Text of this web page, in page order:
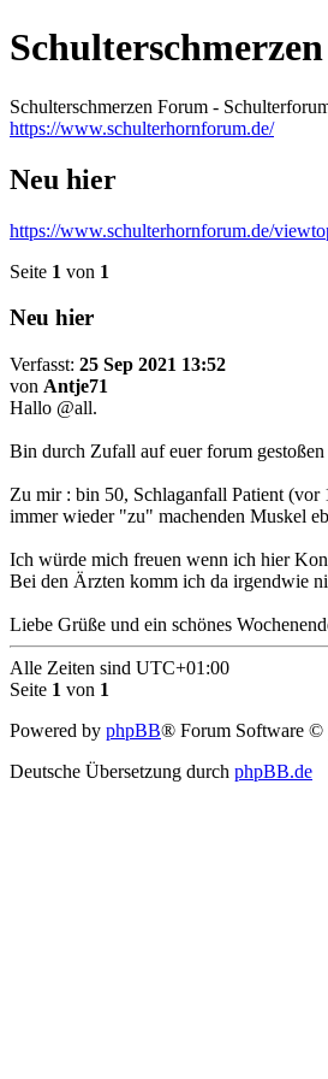
Schulterschmerzen Forum -
https://www.schulterhornforum.de/
Neu hier
https://www.schulterhornforum.de/
Seite 1 von 1
Neu hier
Verfasst: 25 Sep 2021 13:52
von Antje71
Hallo @all.
Bin durch Zufall auf euer forum
Zu mir : bin 50, Schlaganfall Patient (vor
immer wieder "zu" machenden Muskel
Ich würde mich freuen wenn ich hier
Bei den Ärzten komm ich da irgendwie
Liebe Grüße und ein schönes
Alle Zeiten sind UTC+01:00
Seite 1 von 1
Powered by phpBB® Forum Software ©
Deutsche Übersetzung durch phpBB.de